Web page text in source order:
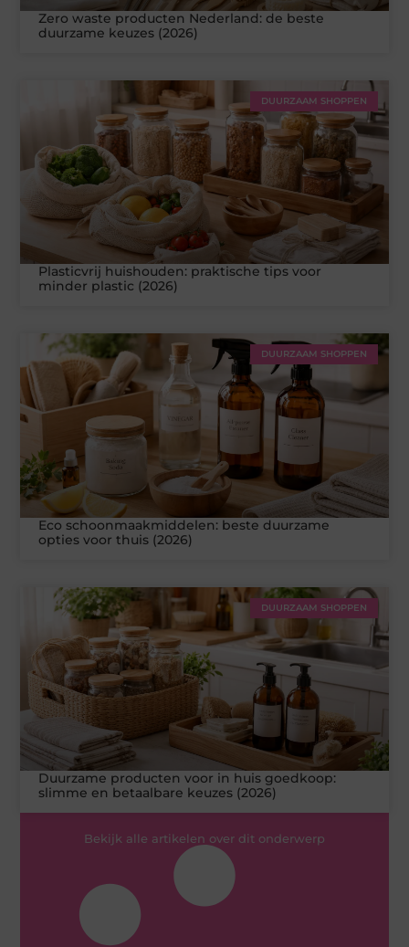
Zero waste producten Nederland: de beste
duurzame keuzes (2026)
DUURZAAM SHOPPEN
Plasticvrij huishouden: praktische tips voor
minder plastic (2026)
DUURZAAM SHOPPEN
Eco schoonmaakmiddelen: beste duurzame
opties voor thuis (2026)
DUURZAAM SHOPPEN
Duurzame producten voor in huis goedkoop:
slimme en betaalbare keuzes (2026)
Bekijk alle artikelen over dit onderwerp